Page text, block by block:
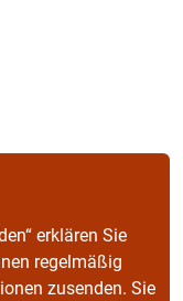
erklären Sie
regelmäßig
zusenden. Sie